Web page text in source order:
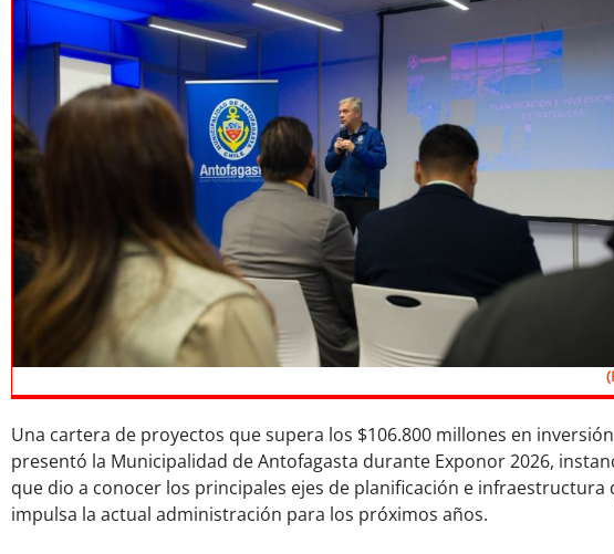
Una cartera de proyectos que supera los $106.800 millones en inversión
presentó la Municipalidad de Antofagasta durante Exponor 2026,
que dio a conocer los principales ejes de planificación e infraestructura
impulsa la actual administración para los próximos años.